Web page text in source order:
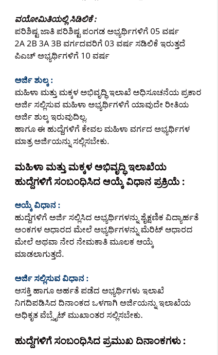
ವಯೋಮಿತಿಯಲ್ಲಿ ಸಿಡಿಲಿಕೆ :
ಪರಿಶಿಷ್ಟ ಜಾತಿ ಪರಿಶಿಷ್ಟ ಪಂಗಡ ಅಭ್ಯರ್ಥಿಗಳಿಗೆ 05 ವರ್ಷ
2A 2B 3A 3B ವರ್ಗದವರಿಗೆ 03 ವರ್ಷ ಸಡಿಲಿಕೆ ಇರುತ್ತದೆ
ಪಿಎಚ್ ಅಭ್ಯರ್ಥಿಗಳಿಗೆ 10 ವರ್ಷ
ಅರ್ಜಿ ಶುಲ್ಕ :
ಮಹಿಳಾ ಮತ್ತು ಮಕ್ಕಳ ಅಭಿವೃದ್ಧಿ ಇಲಾಖೆ ಅಧಿಸೂಚನೆಯ ಪ್ರಕಾರ
ಅರ್ಜಿ ಸಲ್ಲಿಸುವ ಮಹಿಳಾ ಅಭ್ಯರ್ಥಿಗಳಿಗೆ ಯಾವುದೇ ರೀತಿಯ
ಅರ್ಜಿ ಶುಲ್ಕ ಇರುವುದಿಲ್ಲ.
ಹಾಗೂ ಈ ಹುದ್ದೆಗಳಿಗೆ ಕೇವಲ ಮಹಿಳಾ ವರ್ಗದ ಅಭ್ಯರ್ಥಿಗಳ
ಮಾತ್ರ ಅರ್ಜಿಯನ್ನು ಸಲ್ಲಿಸಬೇಕು.
ಮಹಿಳಾ ಮತ್ತು ಮಕ್ಕಳ ಅಭಿವೃದ್ಧಿ ಇಲಾಖೆಯ
ಹುದ್ದೆಗಳಿಗೆ ಸಂಬಂಧಿಸಿದ ಆಯ್ಕೆ ವಿಧಾನ ಪ್ರಕ್ರಿಯೆ :
ಆಯ್ಕೆ ವಿಧಾನ :
ಹುದ್ದೆಗಳಿಗೆ ಅರ್ಜಿ ಸಲ್ಲಿಸಿದ ಅಭ್ಯರ್ಥಿಗಳನ್ನು ಶೈಕ್ಷಣಿಕ ವಿದ್ಯಾರ್ಹತೆ
ಅಂಕಗಳ ಆಧಾರದ ಮೇಲೆ ಅಭ್ಯರ್ಥಿಗಳನ್ನು ಮೆರಿಟ್ ಆಧಾರದ
ಮೇಲೆ ಅಥವಾ ನೇರ ನೇಮಕಾತಿ ಮೂಲಕ ಆಯ್ಕೆ
ಮಾಡಲಾಗುತ್ತದೆ.
ಅರ್ಜಿ ಸಲ್ಲಿಸುವ ವಿಧಾನ :
ಆಸಕ್ತಿ ಹಾಗೂ ಅರ್ಹತೆ ಪಡೆದ ಅಭ್ಯರ್ಥಿಗಳು ಇಲಾಖೆ
ನಿಗದಿಪಡಿಸಿದ ದಿನಾಂಕದ ಒಳಗಾಗಿ ಅರ್ಜಿಯನ್ನು ಇಲಾಖೆಯ
ಅಧಿಕೃತ ವೆಬ್ಸೈಟ್ ಮುಖಾಂತರ ಸಲ್ಲಿಸಬೇಕು.
ಹುದ್ದೆಗಳಿಗೆ ಸಂಬಂಧಿಸಿದ ಪ್ರಮುಖ ದಿನಾಂಕಗಳು :